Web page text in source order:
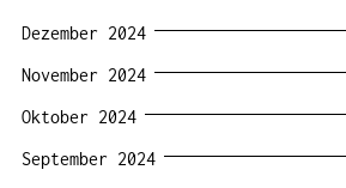
Dezember 2024
November 2024
Oktober 2024
September 2024